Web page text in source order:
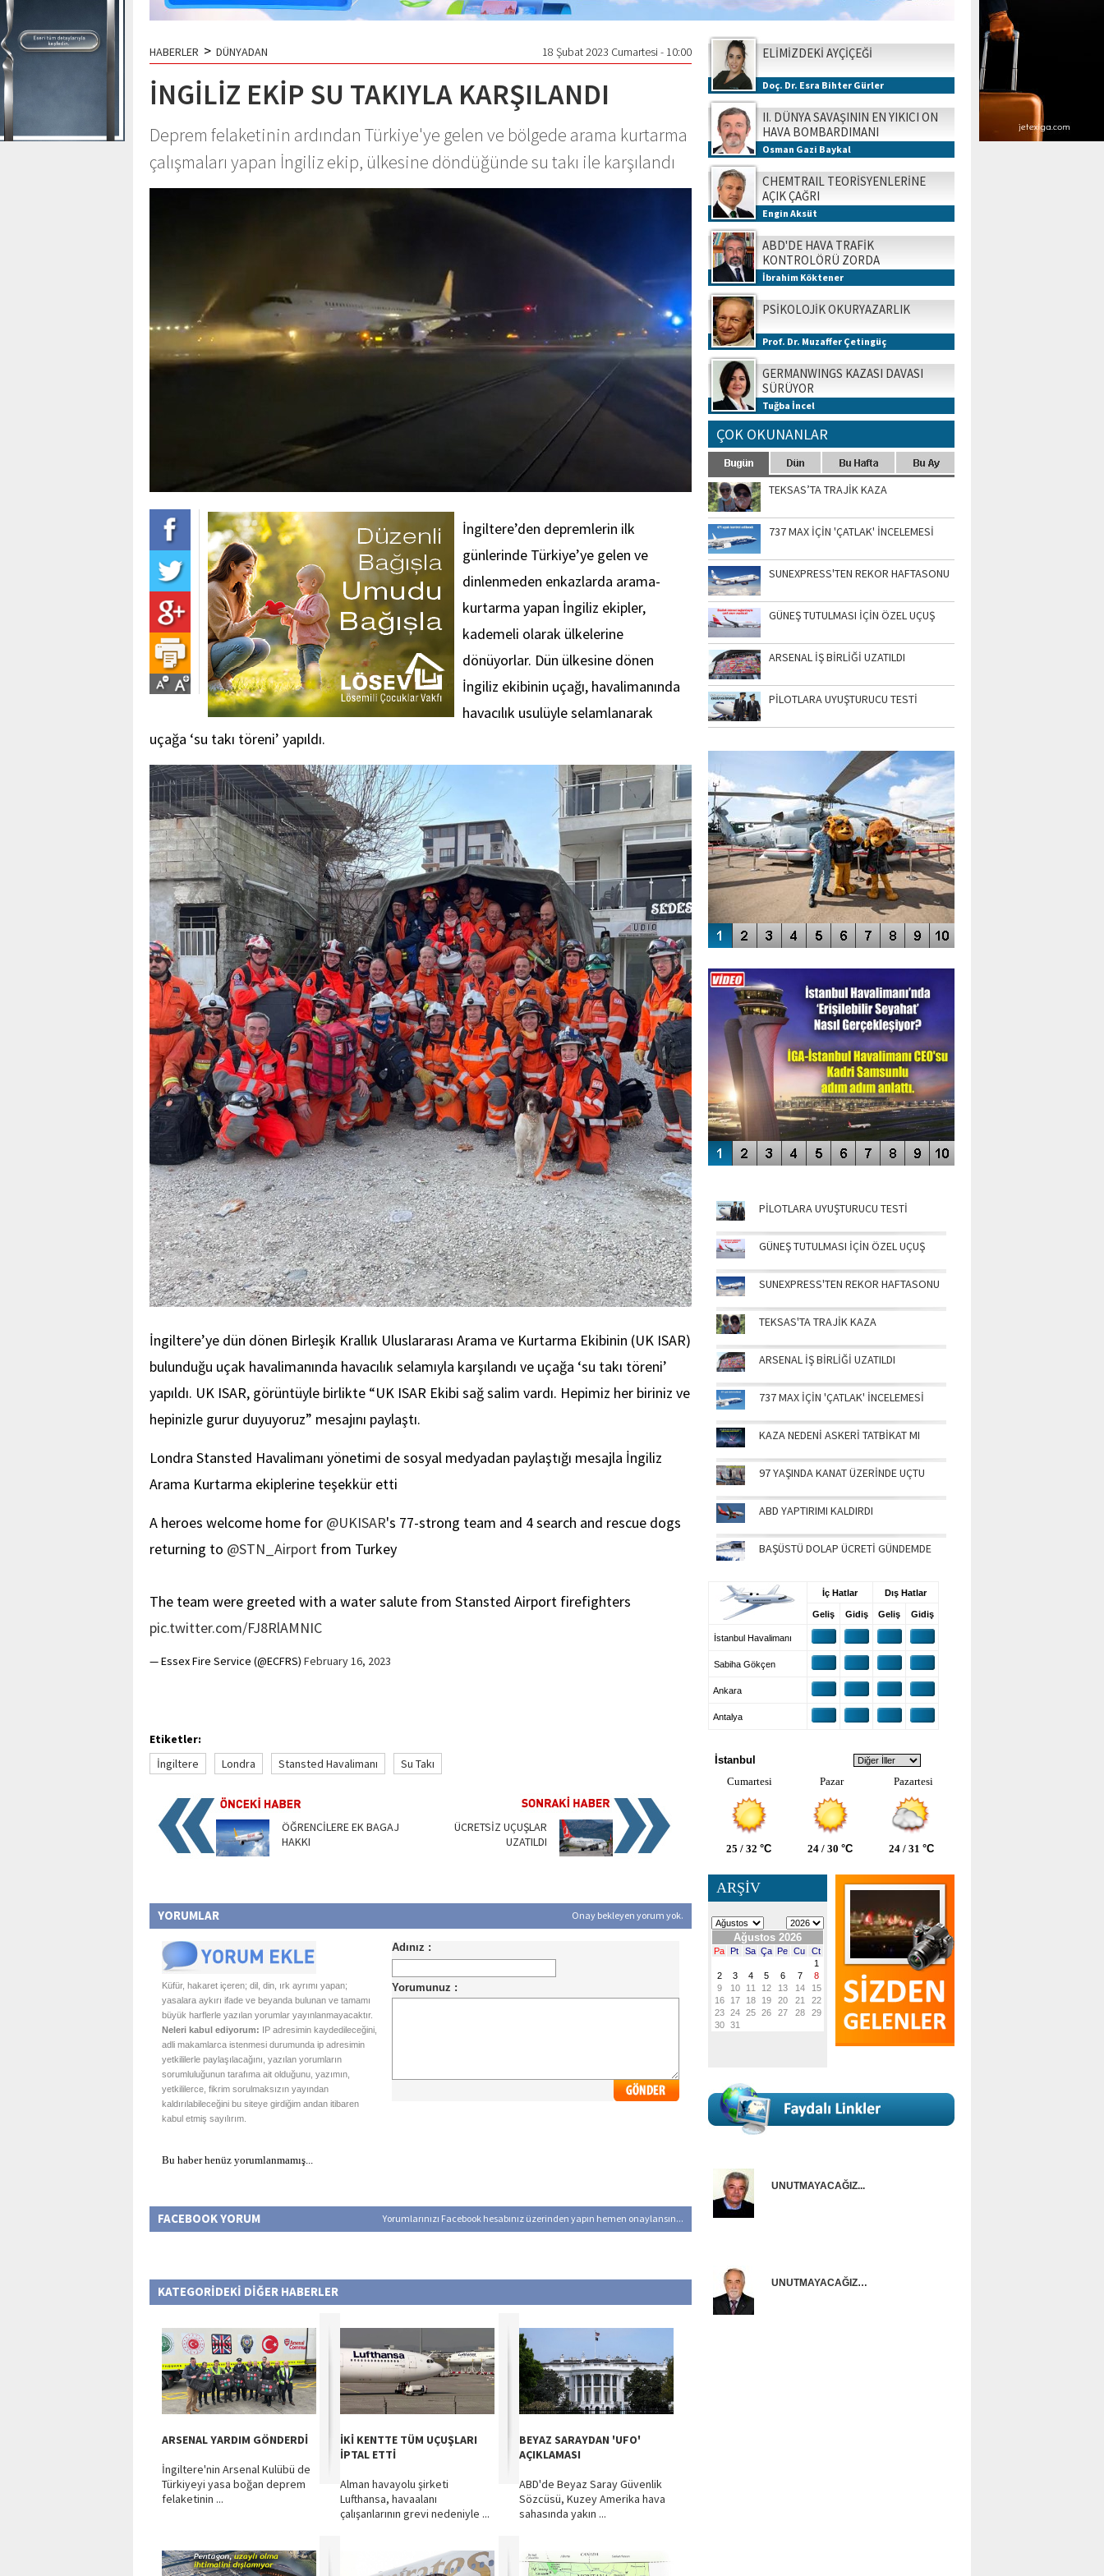
HABERLER > DÜNYADAN 18 Şubat 2023 Cumartesi - 10:00
İNGİLİZ EKİP SU TAKIYLA KARŞILANDI
Deprem felaketinin ardından Türkiye'ye gelen ve bölgede arama kurtarma
çalışmaları yapan İngiliz ekip, ülkesine döndüğünde su takı ile karşılandı
İngiltere’den depremlerin ilk
günlerinde Türkiye’ye gelen ve
dinlenmeden enkazlarda arama-
kurtarma yapan İngiliz ekipler,
kademeli olarak ülkelerine
dönüyorlar. Dün ülkesine dönen
İngiliz ekibinin uçağı, havalimanında
havacılık usulüyle selamlanarak
uçağa ‘su takı töreni’ yapıldı.
İngiltere’ye dün dönen Birleşik Krallık Uluslararası Arama ve Kurtarma Ekibinin (UK ISAR)
bulunduğu uçak havalimanında havacılık selamıyla karşılandı ve uçağa ‘su takı töreni’
yapıldı. UK ISAR, görüntüyle birlikte “UK ISAR Ekibi sağ salim vardı. Hepimiz her biriniz ve
hepinizle gurur duyuyoruz” mesajını paylaştı.
Londra Stansted Havalimanı yönetimi de sosyal medyadan paylaştığı mesajla İngiliz
Arama Kurtarma ekiplerine teşekkür etti
A heroes welcome home for @UKISAR's 77-strong team and 4 search and rescue dogs
returning to @STN_Airport from Turkey
The team were greeted with a water salute from Stansted Airport firefighters
pic.twitter.com/FJ8RlAMNIC
— Essex Fire Service (@ECFRS) February 16, 2023
Etiketler:
İngiltere
Londra Stansted Havalimanı Su Takı
ÖĞRENCİLERE EK BAGAJ
HAKKI
ÜCRETSİZ UÇUŞLAR
UZATILDI
YORUMLAR Onay bekleyen yorum yok.
Küfür, hakaret içeren; dil, din, ırk ayrımı yapan;
yasalara aykırı ifade ve beyanda bulunan ve tamamı
büyük harflerle yazılan yorumlar yayınlanmayacaktır.
Neleri kabul ediyorum: IP adresimin kaydedileceğini,
adli makamlarca istenmesi durumunda ip adresimin
yetkililerle paylaşılacağını, yazılan yorumların
sorumluluğunun tarafıma ait olduğunu, yazımın,
yetkililerce, fikrim sorulmaksızın yayından
kaldırılabileceğini bu siteye girdiğim andan itibaren
kabul etmiş sayılırım.
Bu haber henüz yorumlanmamış...
FACEBOOK YORUM Yorumlarınızı Facebook hesabınız üzerinden yapın hemen onaylansın...
KATEGORİDEKİ DİĞER HABERLER
ARSENAL YARDIM GÖNDERDİ
İngiltere'nin Arsenal Kulübü de
Türkiyeyi yasa boğan deprem
felaketinin ...
İKİ KENTTE TÜM UÇUŞLARI
İPTAL ETTİ
Alman havayolu şirketi
Lufthansa, havaalanı
çalışanlarının grevi nedeniyle ...
BEYAZ SARAYDAN 'UFO'
AÇIKLAMASI
ABD'de Beyaz Saray Güvenlik
Sözcüsü, Kuzey Amerika hava
sahasında yakın ...
ELİMİZDEKİ AYÇİÇEĞİ
Doç. Dr. Esra Bihter Gürler
II. DÜNYA SAVAŞININ EN YIKICI ON
HAVA BOMBARDIMANI
Osman Gazi Baykal
CHEMTRAIL TEORİSYENLERİNE
AÇIK ÇAĞRI
Engin Aksüt
ABD'DE HAVA TRAFİK
KONTROLÖRÜ ZORDA
İbrahim Köktener
PSİKOLOJİK OKURYAZARLIK
Prof. Dr. Muzaffer Çetingüç
GERMANWINGS KAZASI DAVASI
SÜRÜYOR
Tuğba İncel
ÇOK OKUNANLAR
TEKSAS’TA TRAJİK KAZA
737 MAX İÇİN 'ÇATLAK' İNCELEMESİ
SUNEXPRESS'TEN REKOR HAFTASONU
GÜNEŞ TUTULMASI İÇİN ÖZEL UÇUŞ
ARSENAL İŞ BİRLİĞİ UZATILDI
PİLOTLARA UYUŞTURUCU TESTİ
SİNGAPUR AIRSHOW-2020
ENGELLERİN AŞILDIĞI HAVALİMANI
PİLOTLARA UYUŞTURUCU TESTİ
GÜNEŞ TUTULMASI İÇİN ÖZEL UÇUŞ
SUNEXPRESS'TEN REKOR HAFTASONU
TEKSAS'TA TRAJİK KAZA
ARSENAL İŞ BİRLİĞİ UZATILDI
737 MAX İÇİN 'ÇATLAK' İNCELEMESİ
KAZA NEDENİ ASKERİ TATBİKAT MI
97 YAŞINDA KANAT ÜZERİNDE UÇTU
ABD YAPTIRIMI KALDIRDI
BAŞÜSTÜ DOLAP ÜCRETİ GÜNDEMDE
İç Hatlar Dış Hatlar
Geliş Gidiş Geliş Gidiş
İstanbul Havalimanı
Sabiha Gökçen
Ankara
Antalya
İstanbul
Cumartesi
Pazar Pazartesi
25 / 32 °C 24 / 30 °C 24 / 31 °C
ARŞİV
UNUTMAYACAĞIZ...
UNUTMAYACAĞIZ…